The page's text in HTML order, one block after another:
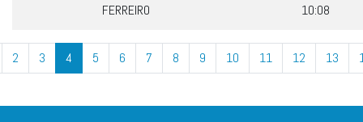
FERREIRO
10:08
2 3 4 5 6 7 8 9 10 11 12 13